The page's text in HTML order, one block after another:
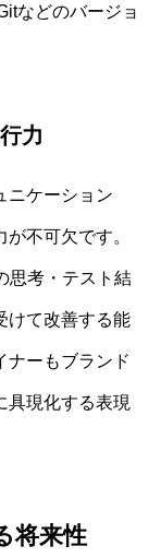
などのバージョ
力
ニケーション
不可欠です。
思考・テスト結
けて改善する能
ナーもブランド
具現化する表現
将来性